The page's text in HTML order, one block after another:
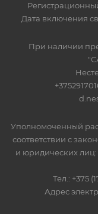
Дата включения
При наличии
Уполномоченный
соответствии с
и юридических
Тел.: +375
Адрес